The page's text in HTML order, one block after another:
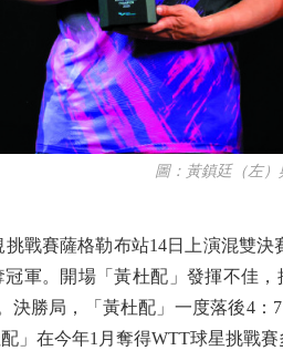
圖：黃鎮廷（左）
賽薩格勒布站14日上演混雙決
軍。開場「黃杜配」發揮不佳
決勝局，「黃杜配」一度落後4
」在今年1月奪得WTT球星挑戰賽